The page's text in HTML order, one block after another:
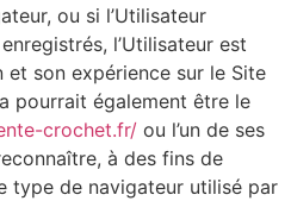
ou si l’Utilisateur
l’Utilisateur est
son expérience sur le Site
pourrait également être le
crochet.fr/ ou l’un de ses
à des fins de
type de navigateur utilisé par